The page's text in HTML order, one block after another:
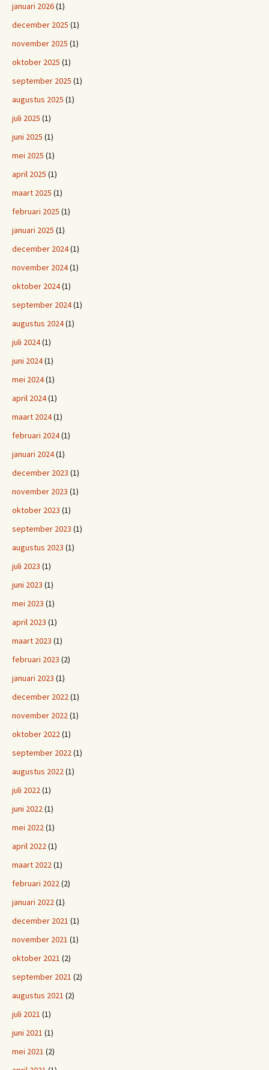
januari 2026(1)
december 2025 (1)
november 2025 (1)
oktober 2025 (1)
september 2025 (1)
augustus 2025 (1)
juli 2025 (1)
juni 2025 (1)
mei 2025 (1)
april 2025 (1)
maart 2025 (1)
februari 2025 (1)
januari 2025 (1)
december 2024(1)
november 2024(1)
oktober 2024(1)
september 2024(1)
augustus 2024(1)
juli 2024(1)
juni 2024(1)
mei 2024(1)
april 2024(1)
maart 2024(1)
februari 2024(1)
januari 2024(1)
december 2023 (1)
november 2023 (1)
oktober 2023 (1)
september 2023 (1)
augustus 2023 (1)
juli 2023 (1)
juni 2023 (1)
mei 2023 (1)
april 2023 (1)
maart 2023 (1)
februari 2023 (2)
januari 2023 (1)
december 2022(1)
november 2022(1)
oktober 2022(1)
september 2022(1)
augustus 2022(1)
juli 2022(1)
juni 2022(1)
mei 2022(1)
april 2022(1)
maart 2022(1)
februari 2022(2)
januari 2022(1)
december 2021 (1)
november 2021 (1)
oktober 2021 (2)
september 2021 (2)
augustus 2021 (2)
juli 2021 (1)
juni 2021 (1)
mei 2021 (2)